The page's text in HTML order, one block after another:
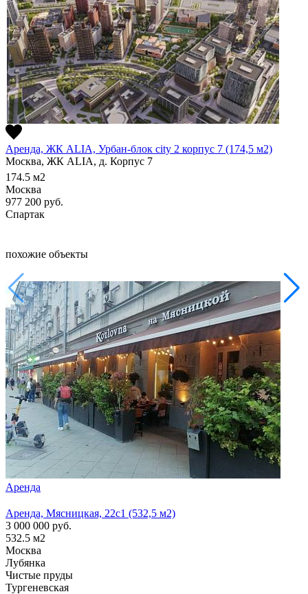
Аренда, ЖК ALIA, Урбан-блок city 2 корпус 7 (174,5 м2)
Москва, ЖК ALIA, д. Корпус 7
174.5 м2
Москва
977 200 руб.
Спартак
похожие объекты
Аренда
Аренда, Мясницкая, 22с1 (532,5 м2)
3 000 000 руб.
532.5 м2
Москва
Лубянка
Чистые пруды
Тургеневская